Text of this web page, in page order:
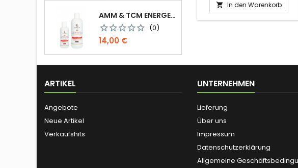
AMM & TCM ENERGETISIERTES ÖL - OLIVE MIT BLUTORANGE
(0)
Preis
14,00 €
 In den Warenkorb
ARTIKEL
Angebote
Neue Artikel
Verkaufshits
UNTERNEHMEN
Lieferung
Über uns
Impressum
Datenschutzerklärung
Allgemeine